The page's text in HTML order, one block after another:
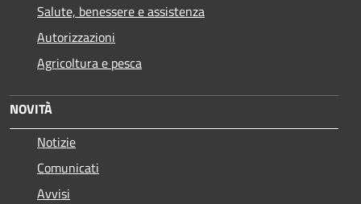
Salute, benessere e assistenza
Autorizzazioni
Agricoltura e pesca
NOVITÀ
Notizie
Comunicati
Avvisi